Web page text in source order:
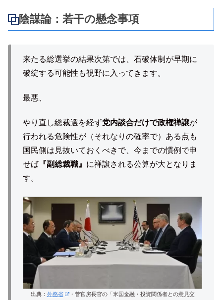
陰謀論：若干の懸念事項
来たる総選挙の結果次第では、石破体制が早期に
破綻する可能性も視野に入ってきます。
最悪、
やり直し総裁選を経ず党内談合だけで政権禅譲が
行われる危険性が（それなりの確率で）ある点も
国民側は見抜いておくべきで、今までの慣例で申
せば 『副総裁職』 に禅譲される公算が大となりま
す。
出典： 外務省
・菅官房長官の「米国金融・投資関係者との意見交